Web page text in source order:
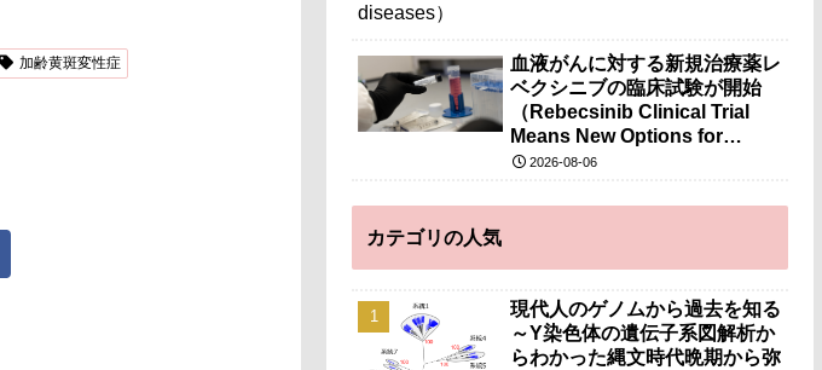
加齢黄斑変性症
血液がんに対する新規治療薬レ
ベクシニブの臨床試験が開始
（Rebecsinib Clinical Trial
Means New Options for
Blood Cancer）
2026-08-06
カテゴリの人気
現代人のゲノムから過去を知る
～Y染色体の遺伝子系図解析か
らわかった縄文時代晩期から弥